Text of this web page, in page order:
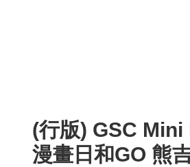
(行版) GSC
漫畫日和GO 熊